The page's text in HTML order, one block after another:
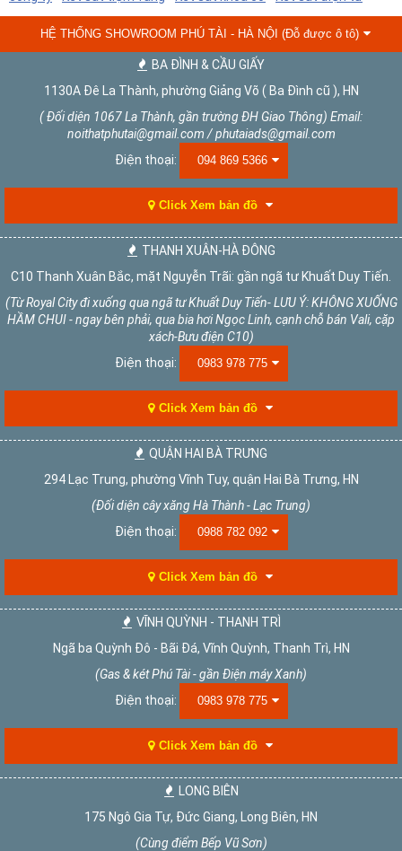
HỆ THỐNG SHOWROOM PHÚ TÀI - HÀ NỘI (Đỗ được ô tô)
BA ĐÌNH & CẦU GIẤY
1130A Đê La Thành, phường Giảng Võ ( Ba Đình cũ ), HN
( Đối diện 1067 La Thành, gần trường ĐH Giao Thông) Email:
noithatphutai@gmail.com / phutaiads@gmail.com
Điện thoại:
094 869 5366
Click Xem bản đồ
THANH XUÂN-HÀ ĐÔNG
C10 Thanh Xuân Bắc, mặt Nguyễn Trãi: gần ngã tư Khuất Duy Tiến.
(Từ Royal City đi xuống qua ngã tư Khuất Duy Tiến- LƯU Ý: KHÔNG XUỐNG
HẦM CHUI - ngay bên phải, qua bia hơi Ngọc Linh, cạnh chỗ bán Vali, cặp
xách-Bưu điện C10)
Điện thoại:
0983 978 775
Click Xem bản đồ
QUẬN HAI BÀ TRƯNG
294 Lạc Trung, phường Vĩnh Tuy, quận Hai Bà Trưng, HN
(Đối diện cây xăng Hà Thành - Lạc Trung)
Điện thoại:
0988 782 092
Click Xem bản đồ
VĨNH QUỲNH - THANH TRÌ
Ngã ba Quỳnh Đô - Bãi Đá, Vĩnh Quỳnh, Thanh Trì, HN
(Gas & két Phú Tài - gần Điện máy Xanh)
Điện thoại:
0983 978 775
Click Xem bản đồ
LONG BIÊN
175 Ngô Gia Tự, Đức Giang, Long Biên, HN
(Cùng điểm Bếp Vũ Sơn)